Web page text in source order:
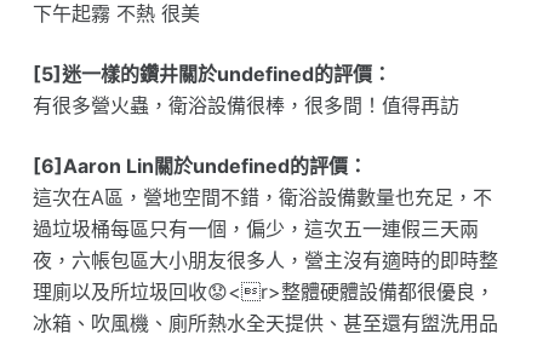
下午起霧 不熱 很美
[5]迷一樣的鑽井關於undefined的評價：
有很多營火蟲，衛浴設備很棒，很多間！值得再訪
[6]Aaron Lin關於undefined的評價：
這次在A區，營地空間不錯，衛浴設備數量也充足，不
過垃圾桶每區只有一個，偏少，這次五一連假三天兩
夜，六帳包區大小朋友很多人，營主沒有適時的即時整
理廁以及所垃圾回收😟<r>整體硬體設備都很優良，
冰箱、吹風機、廁所熱水全天提供、甚至還有盥洗用品